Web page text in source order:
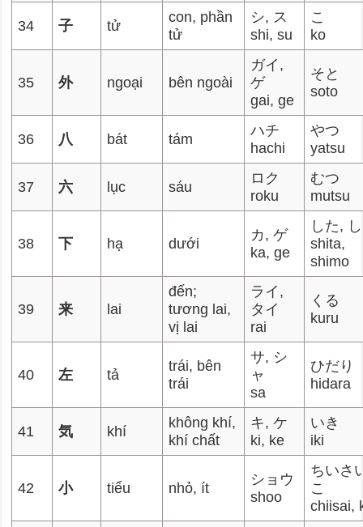
34 子 tử
con, phần
tử
シ, ス
shi, su
こ
ko
35 外 ngoại bên ngoài
ガイ,
ゲ
gai, ge
そと
soto
36 八 bát tám
ハチ
hachi
やつ
yatsu
37 六 lục sáu
ロク
roku
むつ
mutsu
38 下 hạ dưới
カ, ゲ
ka, ge
した,
shita,
shimo
39 来 lai
đến;
tương lai,
vị lai
ライ,
タイ
rai
くる
kuru
40 左 tả
trái, bên
trái
サ, シ
ャ
sa
ひだり
hidara
41 気 khí
không khí,
khí chất
キ, ケ
ki, ke
いき
iki
42 小 tiểu nhỏ, ít
ショウ
shoo
ちいさ
こ
chiisai,